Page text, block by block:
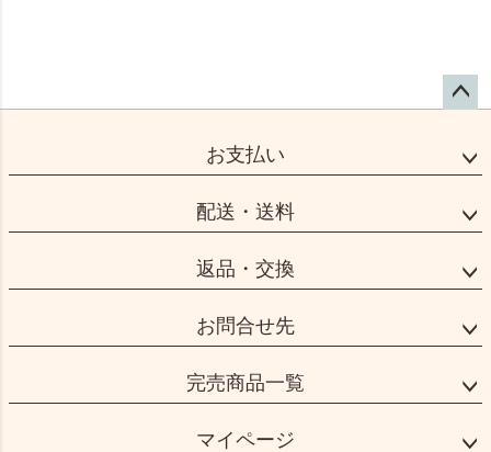
ップ
お支払い
配送・送料
返品・交換
お問合せ先
完売商品一覧
マイページ